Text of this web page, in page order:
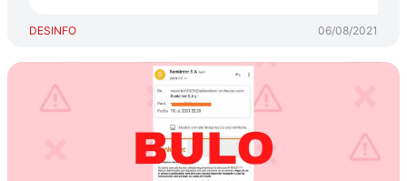
DESINFO 06/08/2021